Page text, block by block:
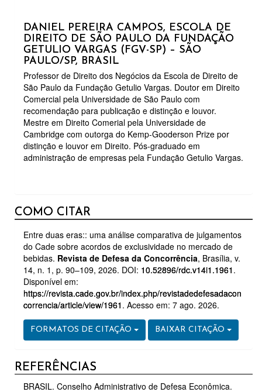
DANIEL PEREIRA CAMPOS, ESCOLA DE
DIREITO DE SÃO PAULO DA FUNDAÇÃO
GETULIO VARGAS (FGV-SP) – SÃO
PAULO/SP, BRASIL
Professor de Direito dos Negócios da Escola de Direito de
São Paulo da Fundação Getulio Vargas. Doutor em Direito
Comercial pela Universidade de São Paulo com
recomendação para publicação e distinção e louvor.
Mestre em Direito Comerial pela Universidade de
Cambridge com outorga do Kemp-Gooderson Prize por
distinção e louvor em Direito. Pós-graduado em
administração de empresas pela Fundação Getulio Vargas.
COMO CITAR
Entre duas eras:: uma análise comparativa de julgamentos
do Cade sobre acordos de exclusividade no mercado de
bebidas. Revista de Defesa da Concorrência, Brasília, v.
14, n. 1, p. 90–109, 2026. DOI: 10.52896/rdc.v14i1.1961 .
Disponível em:
https://revista.cade.gov.br/index.php/revistadedefesadacon
correncia/article/view/1961 . Acesso em: 7 ago. 2026.
FORMATOS DE CITAÇÃO BAIXAR CITAÇÃO
REFERÊNCIAS
BRASIL. Conselho Administrativo de Defesa Econômica.